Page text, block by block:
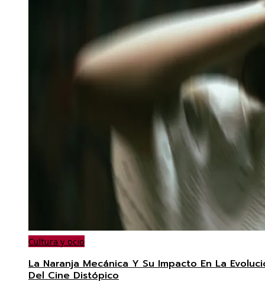
Cultura y ocio
La Naranja Mecánica Y Su Impacto En La
Del Cine Distópico